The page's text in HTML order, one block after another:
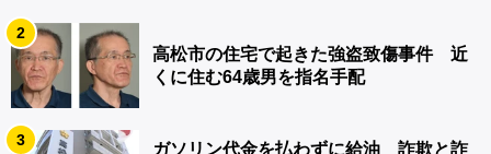
2
高松市の住宅で起きた強盗致傷事件 近
くに住む64歳男を指名手配
3
ガソリン代金を払わずに給油 詐欺と詐